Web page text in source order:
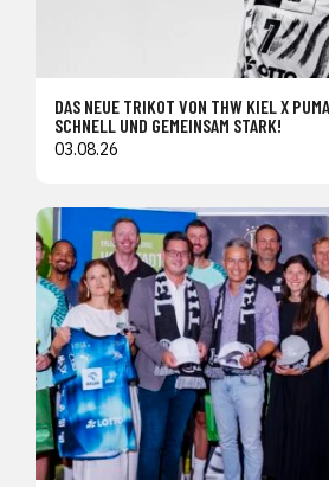
DAS NEUE TRIKOT VON THW KIEL X
SCHNELL UND GEMEINSAM STARK!
03.08.26